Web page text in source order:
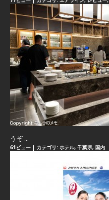
うぞ ...
61ビュー | カテゴリ: ホテル, 千葉県, 国内